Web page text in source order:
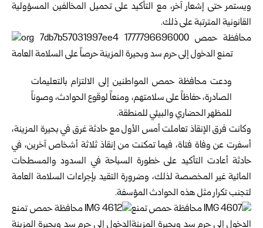
ويستمر حتى إشعار آخر، مع التأكيد على تحميل المخالفين المسؤولية
القانونية المترتبة على ذلك.
ودعت محافظة حمص المواطنين إلى الالتزام بالتعليمات
الصادرة، حفاظاً على سلامتهم، ومنعاً لوقوع الحوادث، وصوناً
للمظهر الحضاري والبيئي للمنطقة.
وكانت فرق الإنقاذ تعاملت أمس الأول مع حادثة غرق في بحيرة المزينة،
أسفرت عن وفاة فتاة، فيما تمكنت من إنقاذ ثلاثة أشخاص آخرين، في
حادثة أعادت التأكيد على خطورة السباحة في السدود والمسطحات
المائية غير المخصصة لذلك، وضرورة التقيد بإجراءات السلامة العامة
لتجنب تكرار مثل هذه الحوادث المؤسفة.